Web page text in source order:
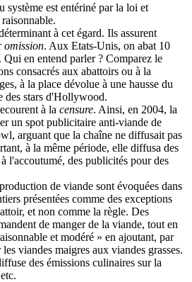
système est entériné par la loi et
à cet égard. Ils assurent
omission. Aux Etats-Unis, on abat 10
en entend parler ? Comparez le
consacrés aux abattoirs ou à la
à la place dévolue à une hausse du
des stars d'Hollywood.
à la censure. Ainsi, en 2004, la
un spot publicitaire anti-viande de
arguant que la chaîne ne diffusait pas
à la même période, elle diffusa des
l'accoutumé, des publicités pour des
de viande sont évoquées dans
présentées comme des exceptions
et non comme la règle. Des
de manger de la viande, tout en
et modéré » en ajoutant, par
viandes maigres aux viandes grasses.
des émissions culinaires sur la